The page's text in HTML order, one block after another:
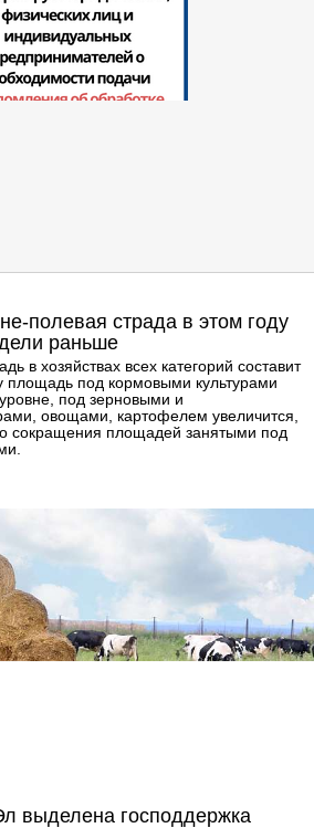
полевая страда в этом году
раньше
в хозяйствах всех категорий составит
площадь под кормовыми культурами
под зерновыми и
овощами, картофелем увеличится,
сокращения площадей занятыми под
выделена господдержка